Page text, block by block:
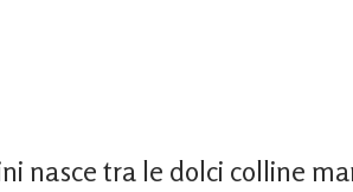
nasce tra le dolci colline